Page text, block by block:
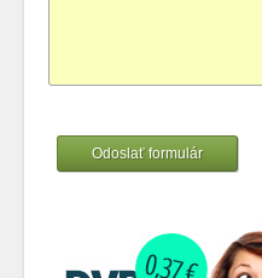
Odoslať formulár